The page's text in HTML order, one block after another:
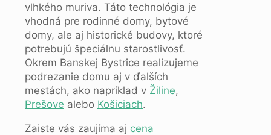
vlhkého muriva. Táto technológia je
vhodná pre rodinné domy, bytové
domy, ale aj historické budovy, ktoré
potrebujú špeciálnu starostlivosť.
Okrem Banskej Bystrice realizujeme
podrezanie domu aj v ďalších
mestách, ako napríklad v Žiline,
Prešove alebo Košiciach.
Zaiste vás zaujíma aj cena